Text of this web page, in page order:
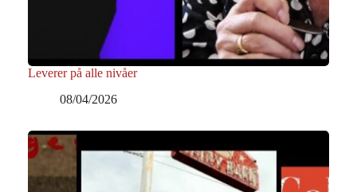
Leverer på alle nivåer
08/04/2026